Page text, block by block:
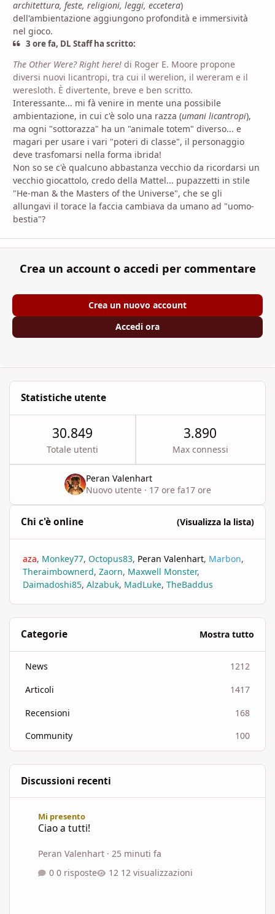
architettura, feste, religioni, leggi, eccetera)
dell'ambientazione aggiungono profondità e immersività
nel gioco.
3 ore fa, DL Staff ha scritto:
The Other Were? Right here! di Roger E. Moore propone
diversi nuovi licantropi, tra cui il werelion, il wereram e il
weresloth. È divertente, breve e ben scritto.
Interessante... mi fà venire in mente una possibile
ambientazione, in cui c'è solo una razza (umani licantropi),
ma ogni "sottorazza" ha un "animale totem" diverso... e
magari per usare i vari "poteri di classe", il personaggio
deve trasfomarsi nella forma ibrida!
Non so se c'è qualcuno abbastanza vecchio da ricordarsi un
vecchio giocattolo, credo della Mattel... pupazzetti in stile
"He-man & the Masters of the Universe", che se gli
allungavi il torace la faccia cambiava da umano ad "uomo-
bestia"?
Crea un account o accedi per commentare
Crea un nuovo account
Accedi ora
Statistiche utente
30.849
Totale utenti
3.890
Max connessi
Peran Valenhart
Nuovo utente · 17 ore fa17 ore
Chi c'è online (Visualizza la lista)
aza Monkey77 Octopus83 Peran Valenhart Marbon
Theraimbownerd Zaorn Maxwell Monster
Daimadoshi85 Alzabuk MadLuke TheBaddus
Categorie Mostra tutto
News
1212
Articoli
1417
Recensioni
168
Community
100
Discussioni recenti
Mi presento
Ciao a tutti!
Peran Valenhart · 25 minuti fa
0 risposte
12 visualizzazioni